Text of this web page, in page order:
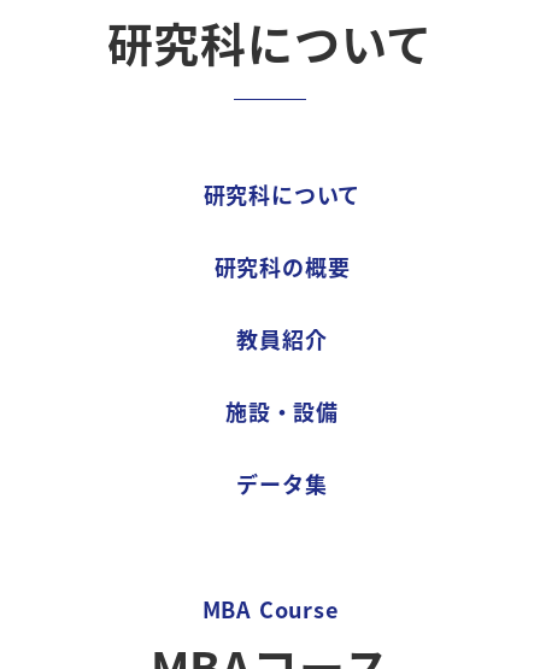
研究科について
研究科について
研究科の概要
教員紹介
施設・設備
データ集
MBA Course